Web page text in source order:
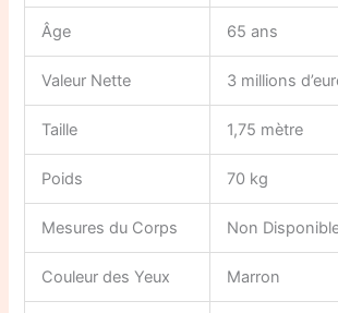
Âge 65 ans
Valeur Nette 3 millions
Taille 1,75 mètre
Poids 70 kg
Mesures du Corps Non
Couleur des Yeux Marron